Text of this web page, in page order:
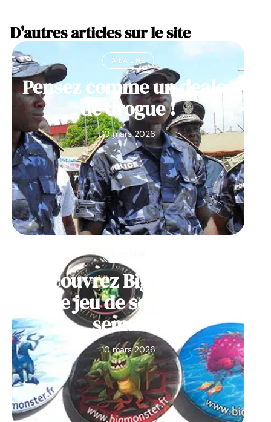
D'autres articles sur le site
À LA UNE
Pensez comme un dealer
de drogue !
10 mars 2026
Découvrez Big Monster,
notre jeu de société de la
semaine
10 mars 2026